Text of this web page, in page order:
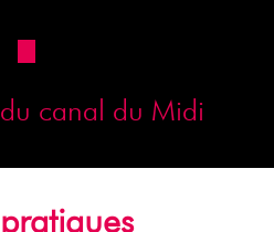
canal du Midi